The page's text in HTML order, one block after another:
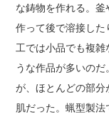
な鋳物を作れる。
作って後で溶接し
工では小品でも複
うな作品が多いの
が、ほとんどの部
肌だった。蝋型製法